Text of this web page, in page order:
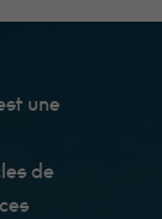
une
de